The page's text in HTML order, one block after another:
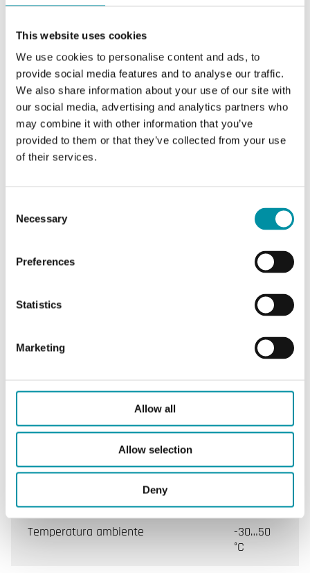
This website uses cookies
We use cookies to personalise content and ads, to
provide social media features and to analyse our traffic.
We also share information about your use of our site with
our social media, advertising and analytics partners who
may combine it with other information that you’ve
provided to them or that they’ve collected from your use
of their services.
Selection
Necessary
Preferences
Statistics
Marketing
Allow all
Allow selection
Deny
Segnale di controllo
Segnale di feedback --
Capacità di commutazione
(Ausiliario)
--
lunghezza min dell'albero
Tempo di corsa, attuatore
Caratteristiche di Servocomando per serrande, 2
Umidità ambiente (senza
5…95 %
Temperatura ambiente
-30…50
°C